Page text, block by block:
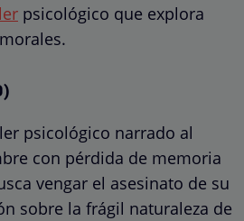
psicológico que explora
psicológico narrado al
con pérdida de memoria
vengar el asesinato de su
sobre la frágil naturaleza de